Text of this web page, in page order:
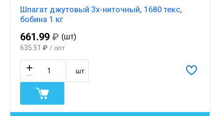
Шпагат джутовый 3х-ниточный, 1680 текс,
бобина 1 кг
661.99 ₽ (шт)
635.51 ₽ / опт
шт